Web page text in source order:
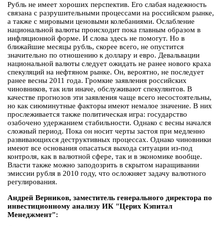
Рубль не имеет хороших перспектив. Его слабая надежность
связана с разрушительными процессами на российском рынке,
а также с мировыми ценовыми колебаниями. Ослабление
национальной валюты происходит пока главным образом в
инфляционной форме. И слова здесь не помогут. Но в
ближайшие месяцы рубль, скорее всего, не опустится
значительно по отношению к доллару и евро. Девальвации
национальной валюты следует ожидать не ранее нового краха
спекуляций на нефтяном рынке. Он, вероятно, не последует
ранее весны 2011 года. Громкие заявления российских
чиновников, так или иначе, обслуживают спекулянтов. В
качестве прогнозов эти заявления чаще всего несостоятельны,
но как сиюминутные факторы имеют немалое значение. В них
прослеживается также политическая игра: государство
озабочено удержанием стабильности. Однако с весны начался
сложный период. Пока он носит черты застоя при медленно
развивающихся деструктивных процессах. Однако чиновники
имеют все основания опасаться выхода ситуации из-под
контроля, как в валютной сфере, так и в экономике вообще.
Власти также можно заподозрить в скрытом наращивании
эмиссии рубля в 2010 году, что осложняет задачу валютного
регулирования.
Андрей Верников, заместитель генерального директора по
инвестиционному анализу ИК "Церих Кэпитал
Менеджмент":